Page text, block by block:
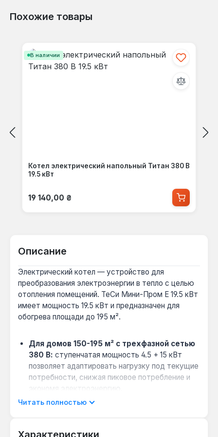
Похожие товары
В наличии
Котел электрический напольный Титан 380 В
19.5 кВт
Обычная цена:
19 140,00 ₴
Описание
Электрический котел — устройство для
преобразования электроэнергии в тепло с целью
отопления помещений. ТеСи Мини-Пром Е 19.5 кВт
имеет мощность 19.5 кВт и предназначен для
обогрева площади до 195 м².
Для домов 150-195 м² с трехфазной сетью
380 В: ступенчатая мощность 4.5 + 15 кВт
позволяет адаптировать нагрузку под текущие
потребности, снижая пиковое потребление и
экономя электроэнергию.
Экономия до 20% с внешним термостатом:
Читать полностью